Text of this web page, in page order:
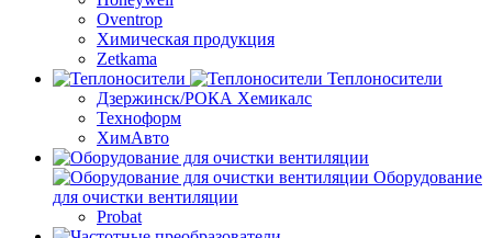
Oventrop
Химическая продукция
Zetkama
Теплоносители
Дзержинск/РОКА Хемикалс
Техноформ
ХимАвто
Оборудование
для очистки вентиляции
Probat